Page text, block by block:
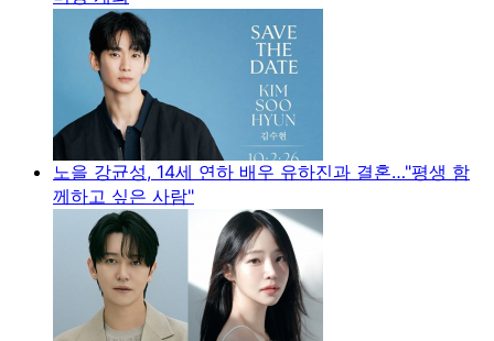
노을 강균성, 14세 연하 배우 유하진과 결혼…"평생 함
께하고 싶은 사람"